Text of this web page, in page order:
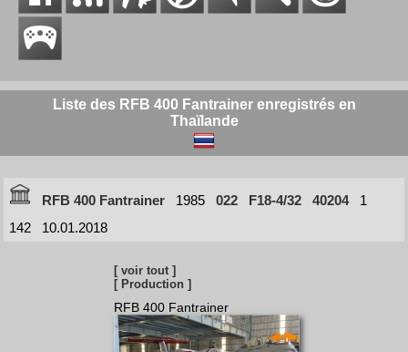
Liste des RFB 400 Fantrainer enregistrés en
Thaïlande
RFB 400 Fantrainer 1985 022 F18-4/32 40204
1
142
10.01.2018
[ voir tout ]
[ Production ]
RFB 400 Fantrainer